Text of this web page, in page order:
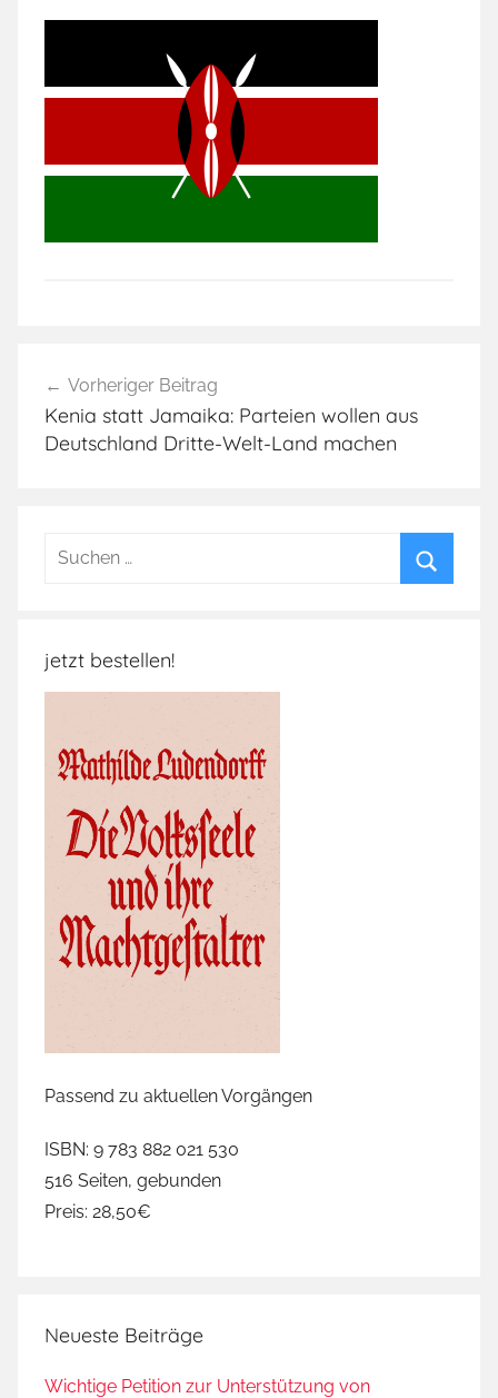
Vorheriger Beitrag
Kenia statt Jamaika: Parteien wollen aus
Deutschland Dritte-Welt-Land machen
Suchen
jetzt bestellen!
Passend zu aktuellen Vorgängen
ISBN: 9 783 882 021 530
516 Seiten, gebunden
Preis: 28,50€
Neueste Beiträge
Wichtige Petition zur Unterstützung von